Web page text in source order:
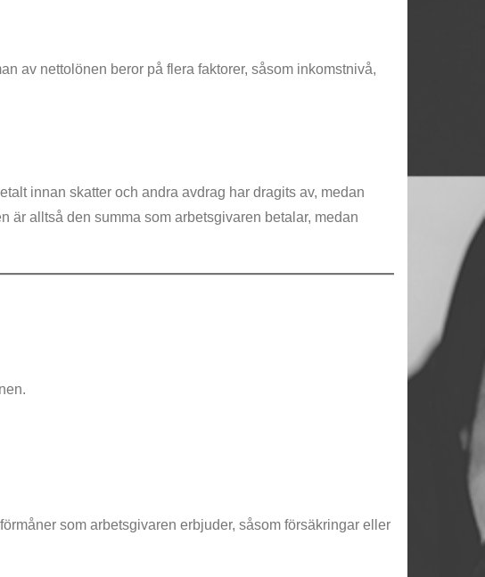
av nettolönen beror på flera faktorer, såsom inkomstnivå,
innan skatter och andra avdrag har dragits av, medan
är alltså den summa som arbetsgivaren betalar, medan
som arbetsgivaren erbjuder, såsom försäkringar eller